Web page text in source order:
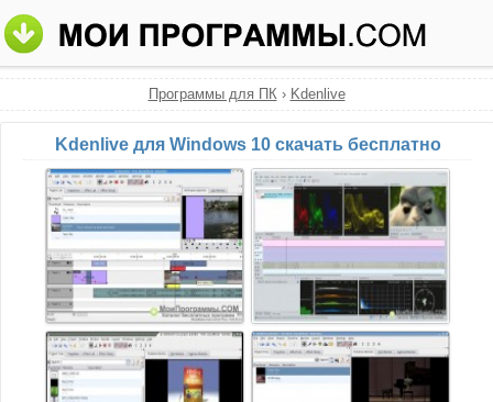
Программы для ПК› Kdenlive
Kdenlive для Windows 10 скачать бесплатно